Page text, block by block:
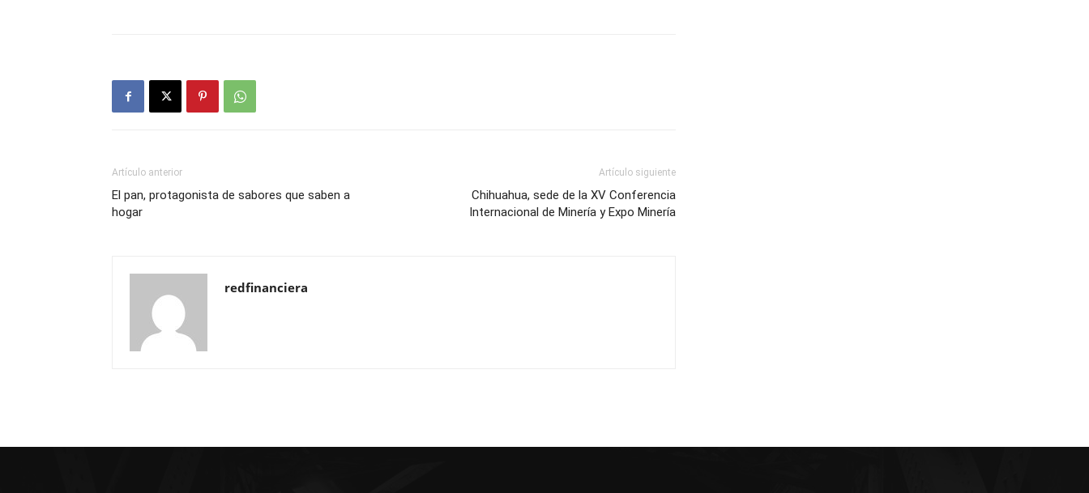
Artículo anterior
El pan, protagonista de sabores que saben a
hogar
Artículo siguiente
Chihuahua, sede de la XV Conferencia
Internacional de Minería y Expo Minería
redfinanciera